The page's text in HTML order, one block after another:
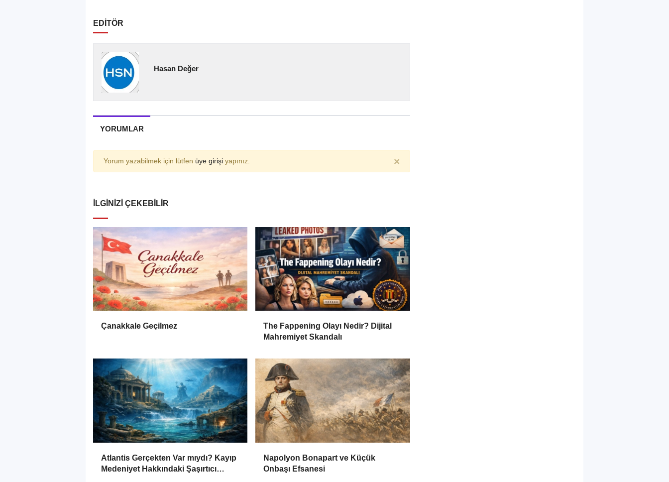
EDİTÖR
Hasan Değer
YORUMLAR
Yorum yazabilmek için lütfen üye girişi yapınız. ×
İLGINIZI ÇEKEBILIR
Çanakkale Geçilmez
The Fappening Olayı Nedir? Dijital
Mahremiyet Skandalı
Atlantis Gerçekten Var mıydı? Kayıp
Medeniyet Hakkındaki Şaşırtıcı
Napolyon Bonapart ve Küçük
Onbaşı Efsanesi